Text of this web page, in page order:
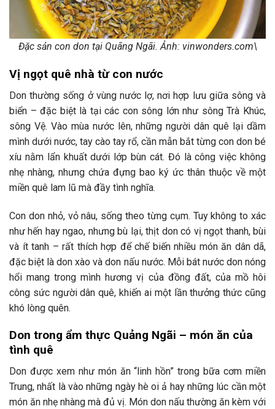
Đặc sản con don tại Quãng Ngãi. Ảnh: vinwonders.com\
Vị ngọt quê nhà từ con nước
Don thường sống ở vùng nước lợ, nơi hợp lưu giữa sông và
biển – đặc biệt là tại các con sông lớn như sông Trà Khúc,
sông Vệ. Vào mùa nước lên, những người dân quê lại dầm
mình dưới nước, tay cào tay rổ, cần mẫn bắt từng con don bé
xíu nằm lẩn khuất dưới lớp bùn cát. Đó là công việc không
nhẹ nhàng, nhưng chứa đựng bao ký ức thân thuộc về một
miền quê lam lũ mà đầy tình nghĩa.
Con don nhỏ, vỏ nâu, sống theo từng cụm. Tuy không to xác
như hến hay ngao, nhưng bù lại, thịt don có vị ngọt thanh, bùi
và ít tanh – rất thích hợp để chế biến nhiều món ăn dân dã,
đặc biệt là don xào và don nấu nước. Mỗi bát nước don nóng
hổi mang trong mình hương vị của đồng đất, của mồ hôi
công sức người dân quê, khiến ai một lần thưởng thức cũng
khó lòng quên.
Don trong ẩm thực Quảng Ngãi – món ăn của
tình quê
Don được xem như món ăn “linh hồn” trong bữa cơm miền
Trung, nhất là vào những ngày hè oi ả hay những lúc cần một
món ăn nhẹ nhàng mà đủ vị. Món don nấu thường ăn kèm với